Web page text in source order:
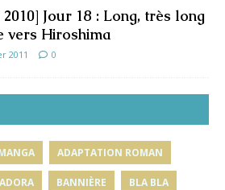
2010] Jour 18 : Long, très long
vers Hiroshima
2011 0
ADAPTATION ROMAN
BANNIÈRE BLA BLA